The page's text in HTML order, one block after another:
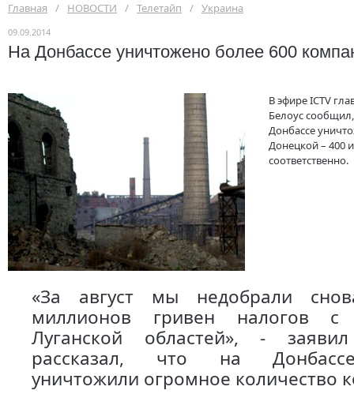
Главная / НОВОСТИ / Телетайп / Украина
09.09.2014
На Донбассе уничтожено более 600
В эфире ICTV
Белоус
Донбассе
Донецкой – 400
соответственно.
«За август мы недобрали
миллионов гривен налогов
Луганской областей», -
рассказал, что на
уничтожили огромное количество